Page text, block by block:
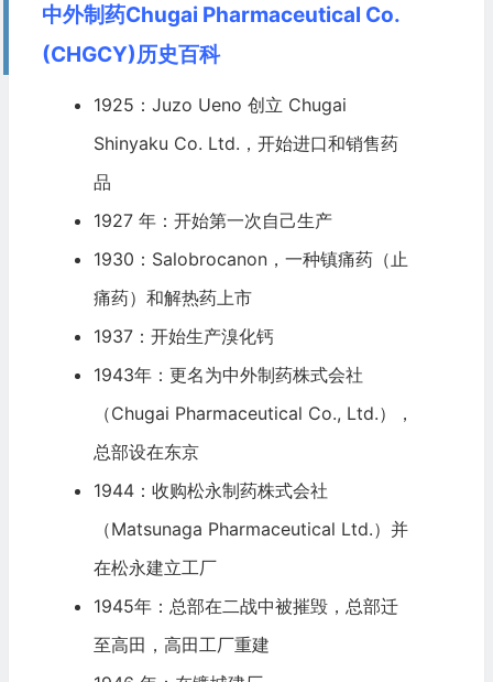
中外制药Chugai Pharmaceutical Co.
(CHGCY)历史百科
1925：Juzo Ueno 创立 Chugai
Shinyaku Co. Ltd.，开始进口和销售药
品
1927 年：开始第一次自己生产
1930：Salobrocanon，一种镇痛药（止
痛药）和解热药上市
1937：开始生产溴化钙
1943年：更名为中外制药株式会社
（Chugai Pharmaceutical Co., Ltd.），
总部设在东京
1944：收购松永制药株式会社
（Matsunaga Pharmaceutical Ltd.）并
在松永建立工厂
1945年：总部在二战中被摧毁，总部迁
至高田，高田工厂重建